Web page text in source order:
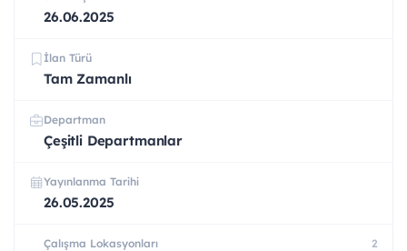
26.06.2025
İlan Türü
Tam Zamanlı
Departman
Çeşitli Departmanlar
Yayınlanma Tarihi
26.05.2025
Çalışma Lokasyonları 2